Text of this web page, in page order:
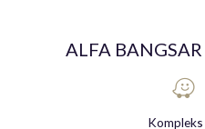
ALFA BANGSAR